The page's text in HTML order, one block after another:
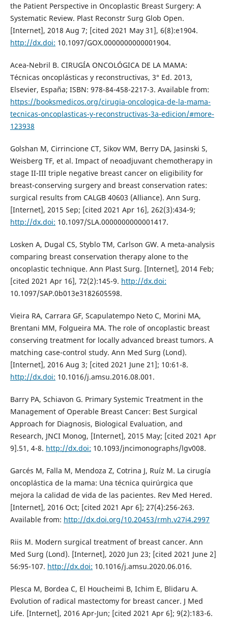
the Patient Perspective in Oncoplastic Breast Surgery: A
Systematic Review. Plast Reconstr Surg Glob Open.
[Internet], 2018 Aug 7; [cited 2021 May 31], 6(8):e1904.
http://dx.doi: 10.1097/GOX.0000000000001904.
Acea-Nebril B. CIRUGÍA ONCOLÓGICA DE LA MAMA:
Técnicas oncoplásticas y reconstructivas, 3° Ed. 2013,
Elsevier, España; ISBN: 978-84-458-2217-3. Available from:
https://booksmedicos.org/cirugia-oncologica-de-la-mama-
tecnicas-oncoplasticas-y-reconstructivas-3a-edicion/#more-
123938
Golshan M, Cirrincione CT, Sikov WM, Berry DA, Jasinski S,
Weisberg TF, et al. Impact of neoadjuvant chemotherapy in
stage II-III triple negative breast cancer on eligibility for
breast-conserving surgery and breast conservation rates:
surgical results from CALGB 40603 (Alliance). Ann Surg.
[Internet], 2015 Sep; [cited 2021 Apr 16], 262(3):434-9;
http://dx.doi: 10.1097/SLA.0000000000001417.
Losken A, Dugal CS, Styblo TM, Carlson GW. A meta-analysis
comparing breast conservation therapy alone to the
oncoplastic technique. Ann Plast Surg. [Internet], 2014 Feb;
[cited 2021 Apr 16], 72(2):145-9. http://dx.doi:
10.1097/SAP.0b013e3182605598.
Vieira RA, Carrara GF, Scapulatempo Neto C, Morini MA,
Brentani MM, Folgueira MA. The role of oncoplastic breast
conserving treatment for locally advanced breast tumors. A
matching case-control study. Ann Med Surg (Lond).
[Internet], 2016 Aug 3; [cited 2021 June 21]; 10:61-8.
http://dx.doi: 10.1016/j.amsu.2016.08.001.
Barry PA, Schiavon G. Primary Systemic Treatment in the
Management of Operable Breast Cancer: Best Surgical
Approach for Diagnosis, Biological Evaluation, and
Research, JNCI Monog, [Internet], 2015 May; [cited 2021 Apr
9].51, 4-8. http://dx.doi: 10.1093/jncimonographs/lgv008.
Garcés M, Falla M, Mendoza Z, Cotrina J, Ruíz M. La cirugía
oncoplástica de la mama: Una técnica quirúrgica que
mejora la calidad de vida de las pacientes. Rev Med Hered.
[Internet], 2016 Oct; [cited 2021 Apr 6]; 27(4):256-263.
Available from: http://dx.doi.org/10.20453/rmh.v27i4.2997
Riis M. Modern surgical treatment of breast cancer. Ann
Med Surg (Lond). [Internet], 2020 Jun 23; [cited 2021 June 2]
56:95-107. http://dx.doi: 10.1016/j.amsu.2020.06.016.
Plesca M, Bordea C, El Houcheimi B, Ichim E, Blidaru A.
Evolution of radical mastectomy for breast cancer. J Med
Life. [Internet], 2016 Apr-Jun; [cited 2021 Apr 6]; 9(2):183-6.